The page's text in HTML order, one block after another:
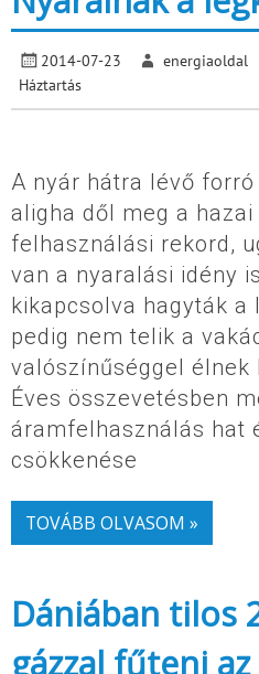
2014-07-23 energiaoldal
Háztartás
A nyár hátra lévő
aligha dől meg a hazai
felhasználási rekord,
van a nyaralási idény
kikapcsolva hagyták a
pedig nem telik a
valószínűséggel élnek
Éves összevetésben
áramfelhasználás hat
csökkenése
TOVÁBB OLVASOM »
Dániában tilos
gázzal fűteni